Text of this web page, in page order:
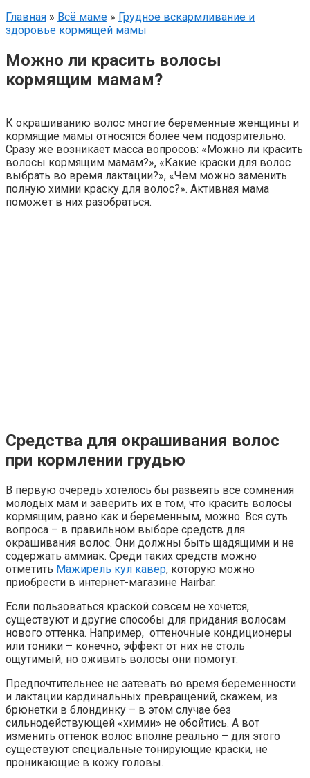
Главная » Всё маме » Грудное вскармливание и
здоровье кормящей мамы
Можно ли красить волосы
кормящим мамам?
К окрашиванию волос многие беременные женщины и
кормящие мамы относятся более чем подозрительно.
Сразу же возникает масса вопросов: «Можно ли красить
волосы кормящим мамам?», «Какие краски для волос
выбрать во время лактации?», «Чем можно заменить
полную химии краску для волос?». Активная мама
поможет в них разобраться.
Средства для окрашивания волос
при кормлении грудью
В первую очередь хотелось бы развеять все сомнения
молодых мам и заверить их в том, что красить волосы
кормящим, равно как и беременным, можно. Вся суть
вопроса – в правильном выборе средств для
окрашивания волос. Они должны быть щадящими и не
содержать аммиак. Среди таких средств можно
отметить Мажирель кул кавер, которую можно
приобрести в интернет-магазине Hairbar.
Если пользоваться краской совсем не хочется,
существуют и другие способы для придания волосам
нового оттенка. Например, оттеночные кондиционеры
или тоники – конечно, эффект от них не столь
ощутимый, но оживить волосы они помогут.
Предпочтительнее не затевать во время беременности
и лактации кардинальных превращений, скажем, из
брюнетки в блондинку – в этом случае без
сильнодействующей «химии» не обойтись. А вот
изменить оттенок волос вполне реально – для этого
существуют специальные тонирующие краски, не
проникающие в кожу головы.